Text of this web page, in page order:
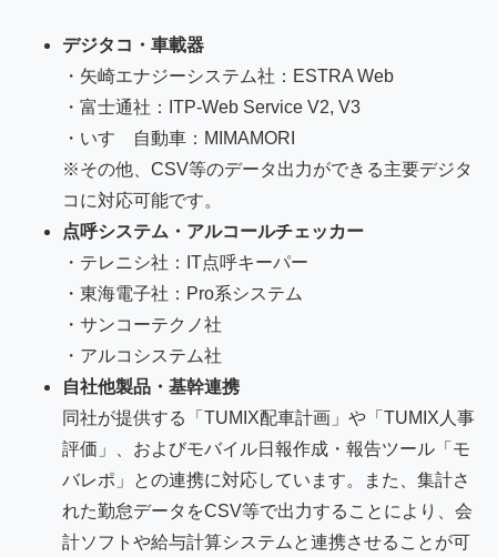
デジタコ・車載器
・矢崎エナジーシステム社：ESTRA Web
・富士通社：ITP-Web Service V2, V3
・いすゞ自動車：MIMAMORI
※その他、CSV等のデータ出力ができる主要デジタ
コに対応可能です。
点呼システム・アルコールチェッカー
・テレニシ社：IT点呼キーパー
・東海電子社：Pro系システム
・サンコーテクノ社
・アルコシステム社
自社他製品・基幹連携
同社が提供する「TUMIX配車計画」や「TUMIX人事
評価」、およびモバイル日報作成・報告ツール「モ
バレポ」との連携に対応しています。また、集計さ
れた勤怠データをCSV等で出力することにより、会
計ソフトや給与計算システムと連携させることが可